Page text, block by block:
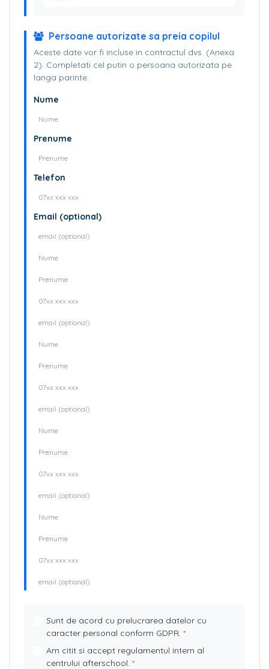
Persoane autorizate sa preia copilul
Aceste date vor fi incluse in contractul dvs. (Anexa
2). Completati cel putin o persoana autorizata pe
langa parinte.
Nume
Prenume
Telefon
Email (optional)
Sunt de acord cu prelucrarea datelor cu
caracter personal conform GDPR. *
Am citit si accept regulamentul intern al
centrului afterschool. *